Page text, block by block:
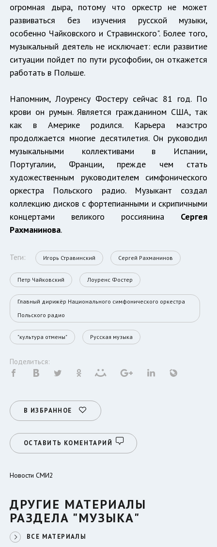
огромная дыра, потому что оркестр не может
развиваться без изучения русской музыки,
особенно Чайковского и Стравинского". Более того,
музыкальный деятель не исключает: если развитие
ситуации пойдет по пути русофобии, он откажется
работать в Польше.
Напомним, Лоуренсу Фостеру сейчас 81 год. По
крови он румын. Является гражданином США, так
как в Америке родился. Карьера маэстро
продолжается многие десятилетия. Он руководил
музыкальными коллективами в Испании,
Португалии, Франции, прежде чем стать
художественным руководителем симфонического
оркестра Польского радио. Музыкант создал
коллекцию дисков с фортепианными и скрипичными
концертами великого россиянина Сергея
Рахманинова.
Теги: Игорь Стравинский Сергей Рахманинов
Петр Чайковский Лоуренс Фостер
Главный дирижёр Национального симфонического оркестра
Польского радио
"культура отмены" Русская музыка
Поделиться:
В ИЗБРАННОЕ
ОСТАВИТЬ КОМЕНТАРИЙ
Новости СМИ2
ДРУГИЕ МАТЕРИАЛЫ
РАЗДЕЛА "МУЗЫКА"
ВСЕ МАТЕРИАЛЫ